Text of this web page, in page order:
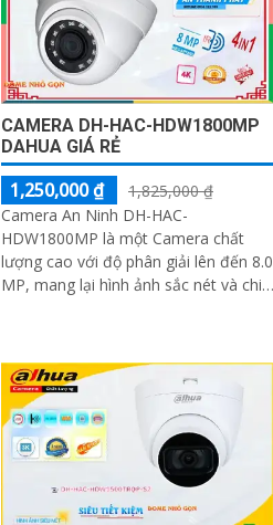
CAMERA DH-HAC-HDW1800MP
DAHUA GIÁ RẺ
1,250,000 ₫
1,825,000 ₫
Camera An Ninh DH-HAC-
HDW1800MP là một Camera chất
lượng cao với độ phân giải lên đến 8.0
MP, mang lại hình ảnh sắc nét và chi